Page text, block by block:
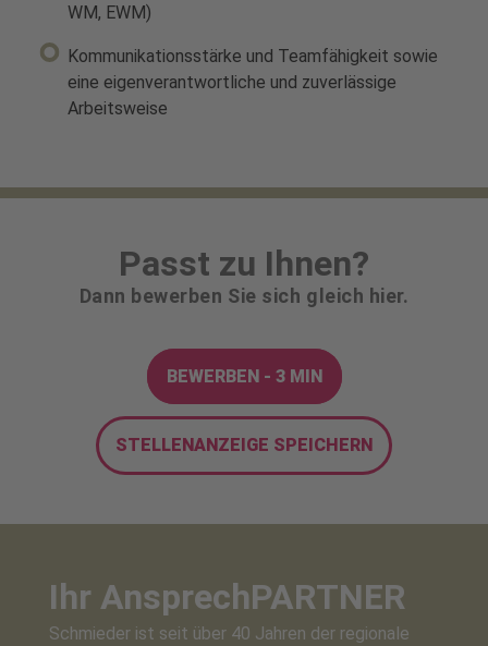
WM, EWM)
Kommunikationsstärke und Teamfähigkeit sowie
eine eigenverantwortliche und zuverlässige
Arbeitsweise
Passt zu Ihnen?
Dann bewerben Sie sich gleich hier.
BEWERBEN - 3 MIN
STELLENANZEIGE SPEICHERN
Ihr AnsprechPARTNER
Schmieder ist seit über 40 Jahren der regionale